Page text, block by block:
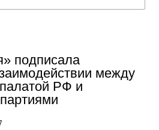
подписала
между
РФ и